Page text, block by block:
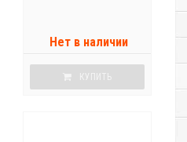
Нет в наличии
КУПИТЬ